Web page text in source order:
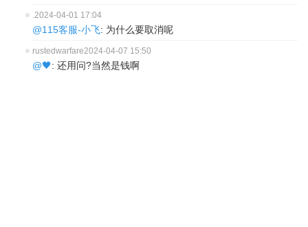
.2024-04-01 17:04
@115客服-小飞: 为什么要取消呢
rustedwarfare2024-04-07 15:50
@🖤: 还用问?当然是钱啊